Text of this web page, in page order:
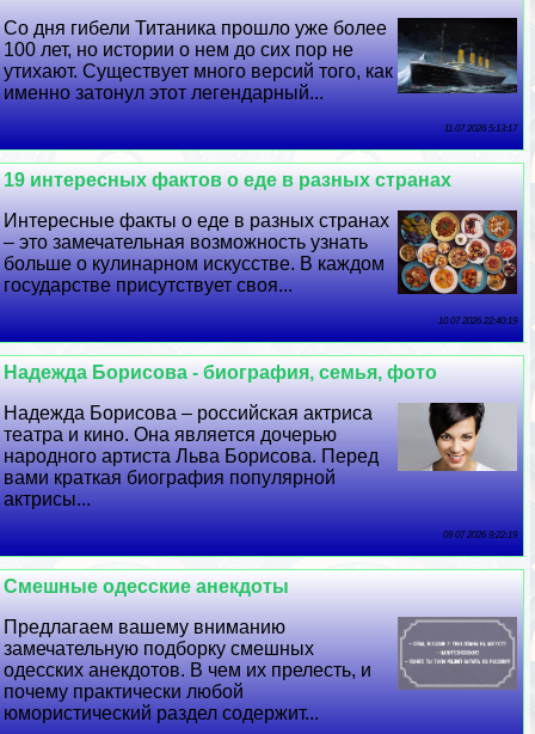
Со дня гибели Титаника прошло уже более
100 лет, но истории о нем до сих пор не
утихают. Существует много версий того, как
именно затонул этот легендарный...
11 07 2026 5:13:17
19 интересных фактов о еде в разных странах
Интересные факты о еде в разных странах
– это замечательная возможность узнать
больше о кулинарном искусстве. В каждом
государстве присутствует своя...
10 07 2026 22:40:19
Надежда Борисова - биография, семья, фото
Надежда Борисова – российская актриса
театра и кино. Она является дочерью
народного артиста Льва Борисова. Перед
вами краткая биография популярной
актрисы...
09 07 2026 9:22:19
Смешные одесские анекдоты
Предлагаем вашему вниманию
замечательную подборку смешных
одесских анекдотов. В чем их прелесть, и
почему пpaктически любой
юмористический раздел содержит...